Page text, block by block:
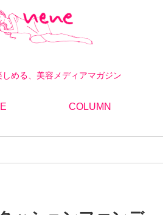
しめる、美容メディアマガジン
COLUMN